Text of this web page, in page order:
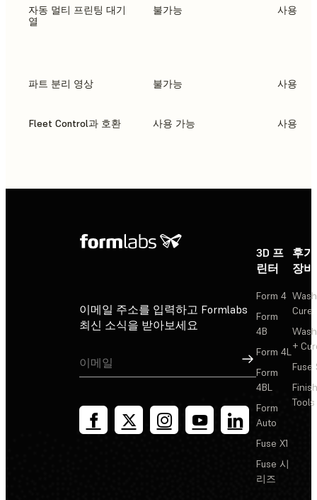
자동 멀티 프린팅 대기
열
불가능 사용 가
파트 분리 영상 불가능 사용 가
Fleet Control과 호환 사용 가능 사용 가
이메일 주소를 입력하고 Formlabs
최신 소식을 받아보세요
가입
3D 프
린터
Form 4
Form
4B
Form 4L
Form
4BL
Form
Auto
Fuse X1
Fuse 시
리즈
후
장비
Cure
+
Fuse
Tools